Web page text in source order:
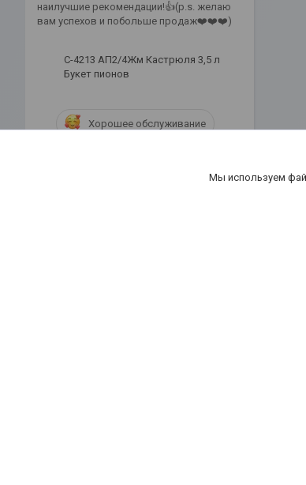
наилучшие рекомендации!👍(p.s. желаю
вам успехов и побольше продаж❤️❤️❤️)
С-4213 АП2/4Жм Кастрюля 3,5 л
Букет пионов
Хорошее обслуживание
Мы используем